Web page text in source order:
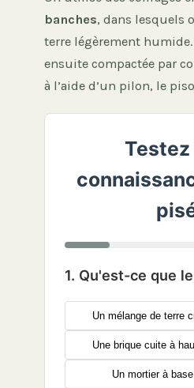
banches, dans lesquels
terre légèrement
ensuite compactée par
à l’aide d’un pilon, le
1. Qu'est-ce que
Un mélange de terre
Une brique cuite à
Un mortier à